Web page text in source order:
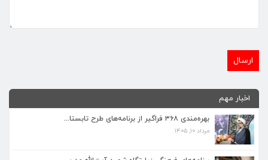
اخبار مهم
بهره‌مندی ۳۶۸ فراگیر از برنامه‌های طرح تابستا...
مرداد ۱۰, ۱۴۰۵
برنامه‌های فرهنگی زیارتگاه شهید آیت‌الله مدرس...